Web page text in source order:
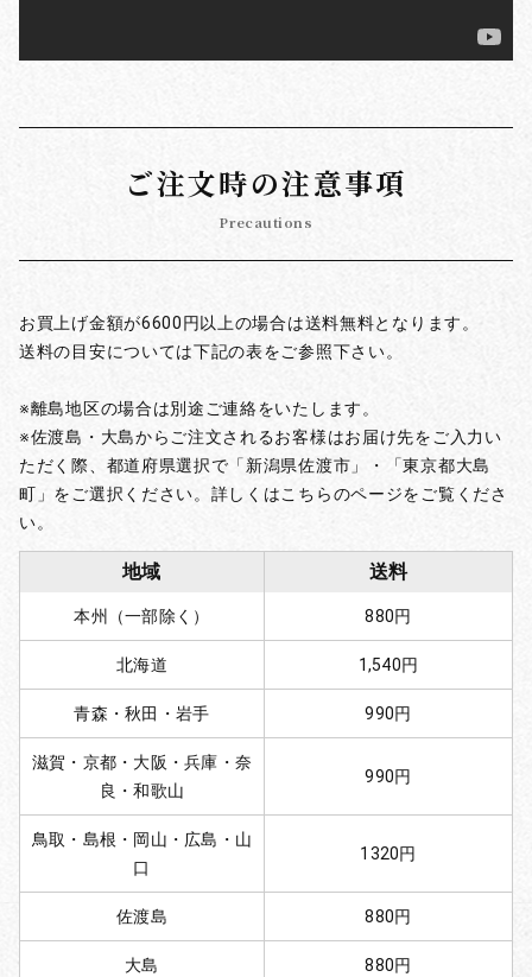
ご注文時の注意事項
Precautions
お買上げ金額が6600円以上の場合は送料無料となります。
送料の目安については下記の表をご参照下さい。
※離島地区の場合は別途ご連絡をいたします。
※佐渡島・大島からご注文されるお客様はお届け先をご入力い
ただく際、都道府県選択で「新潟県佐渡市」・「東京都大島
町」をご選択ください。詳しくはこちらのページをご覧くださ
い。
地域 送料
本州（一部除く） 880円
北海道 1,540円
青森・秋田・岩手 990円
滋賀・京都・大阪・兵庫・奈
良・和歌山
990円
鳥取・島根・岡山・広島・山
口
1320円
佐渡島 880円
大島 880円